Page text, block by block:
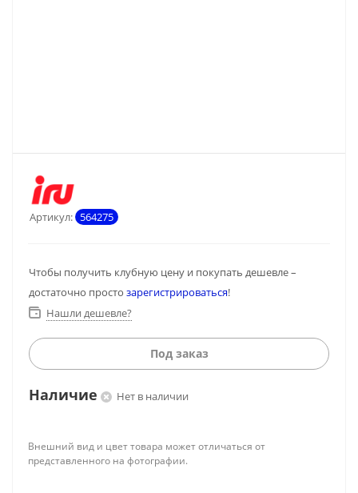
Артикул: 564275
Чтобы получить клубную цену и покупать дешевле –
достаточно просто зарегистрироваться!
Нашли дешевле?
Под заказ
Наличие Нет в наличии
Внешний вид и цвет товара может отличаться от
представленного на фотографии.